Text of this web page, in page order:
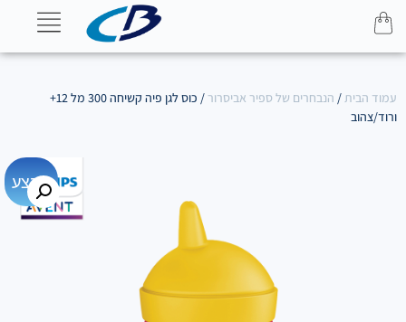
עמוד הבית/ הנבחרים של ספיר אביסרור
/ כוס לגן פיה קשיחה 300 מל 12+
ורוד/צהוב
מבצע